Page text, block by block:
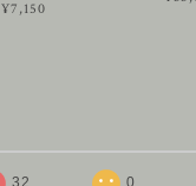
¥7,150
32 0